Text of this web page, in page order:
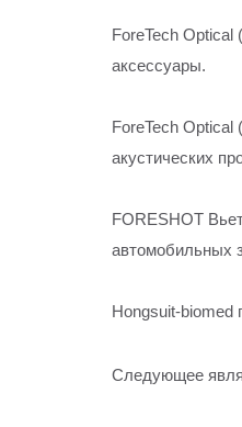
ForeTech
аксессуары.
ForeTech
акустических
FORESHOT
автомобильных
Hongsuit-biomed
Следующее